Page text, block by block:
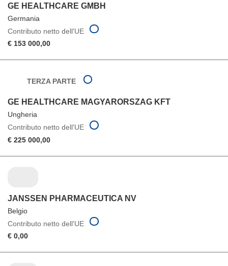
GE HEALTHCARE GMBH
Germania
Contributo netto dell'UE
€ 153 000,00
TERZA PARTE
GE HEALTHCARE MAGYARORSZAG KFT
Ungheria
Contributo netto dell'UE
€ 225 000,00
JANSSEN PHARMACEUTICA NV
Belgio
Contributo netto dell'UE
€ 0,00